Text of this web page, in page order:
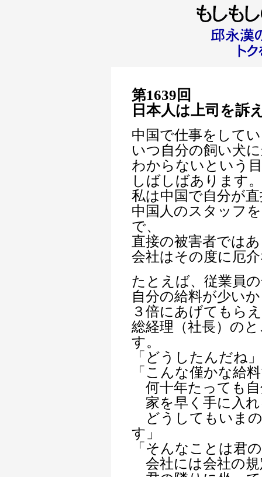
第1639回
日本人は上司を訴
中国で仕事をして
いつ自分の飼い犬
わからないという
しばしばあります。
私は中国で自分が
中国人のスタッフ
で、
直接の被害者では
会社はその度に厄
たとえば、従業員
自分の給料が少い
３倍にあげてもら
総経理（社長）の
す。
「どうしたんだね
「こんな僅かな給
何十年たっても
家を早く手に入
どうしてもいま
す」
「そんなことは君
会社には会社の